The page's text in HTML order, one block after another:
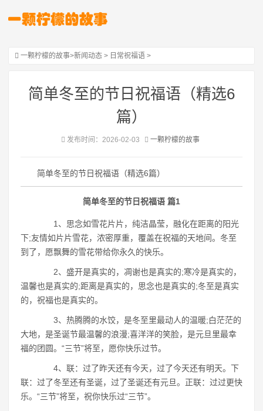
一颗柠檬的故事>新闻动态 > 日常祝福语 >
简单冬至的节日祝福语（精选6
篇）
发布时间：2026-02-03 一颗柠檬的故事
简单冬至的节日祝福语（精选6篇）
简单冬至的节日祝福语 篇1
1、思念如雪花片片，纯洁晶莹，融化在距离的阳光
下;友情如片片雪花，浓密厚重，覆盖在祝福的天地间。冬至
到了，愿飘舞的雪花带给你永久的快乐。
2、盛开是真实的，凋谢也是真实的;寒冷是真实的，
温馨也是真实的;距离是真实的，思念也是真实的;冬至是真实
的，祝福也是真实的。
3、热腾腾的水饺，是冬至里最动人的温暖;白茫茫的
大地，是圣诞节最温馨的浪漫;喜洋洋的笑脸，是元旦里最幸
福的团圆。“三节”将至，愿你快乐过节。
4、联：过了昨天还有今天，过了今天还有明天。下
联：过了冬至还有圣诞，过了圣诞还有元旦。正联：过过更快
乐。“三节”将至，祝你快乐过“三节”。